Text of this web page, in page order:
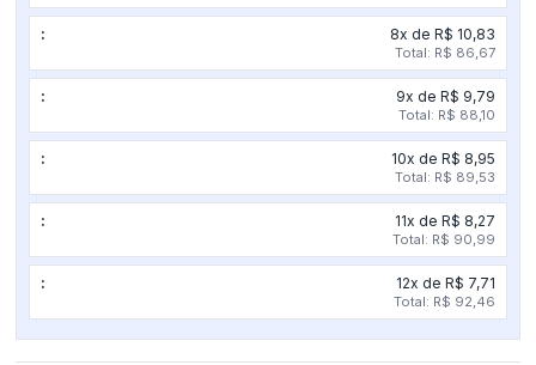
8x de R$ 10,83
Total: R$ 86,67
9x de R$ 9,79
Total: R$ 88,10
10x de R$ 8,95
Total: R$ 89,53
11x de R$ 8,27
Total: R$ 90,99
12x de R$ 7,71
Total: R$ 92,46